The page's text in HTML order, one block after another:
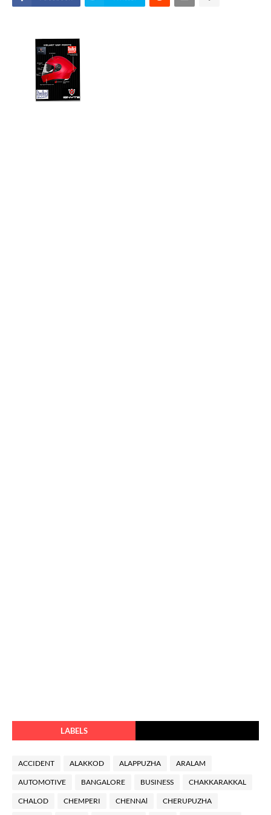
LABELS
ACCIDENT ALAKKOD ALAPPUZHA ARALAM
AUTOMOTIVE BANGALORE BUSINESS CHAKKARAKKAL
CHALOD CHEMPERI CHENNAl CHERUPUZHA